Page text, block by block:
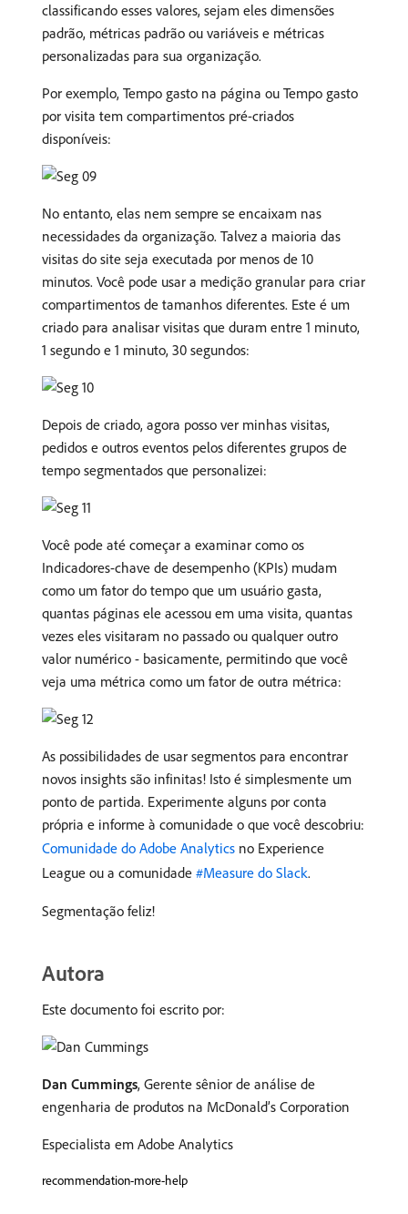
classificando esses valores, sejam eles dimensões
padrão, métricas padrão ou variáveis e métricas
personalizadas para sua organização.
Por exemplo, Tempo gasto na página ou Tempo gasto
por visita tem compartimentos pré-criados
disponíveis:
No entanto, elas nem sempre se encaixam nas
necessidades da organização. Talvez a maioria das
visitas do site seja executada por menos de 10
minutos. Você pode usar a medição granular para criar
compartimentos de tamanhos diferentes. Este é um
criado para analisar visitas que duram entre 1 minuto,
1 segundo e 1 minuto, 30 segundos:
Depois de criado, agora posso ver minhas visitas,
pedidos e outros eventos pelos diferentes grupos de
tempo segmentados que personalizei:
Você pode até começar a examinar como os
Indicadores-chave de desempenho (KPIs) mudam
como um fator do tempo que um usuário gasta,
quantas páginas ele acessou em uma visita, quantas
vezes eles visitaram no passado ou qualquer outro
valor numérico - basicamente, permitindo que você
veja uma métrica como um fator de outra métrica:
As possibilidades de usar segmentos para encontrar
novos insights são infinitas! Isto é simplesmente um
ponto de partida. Experimente alguns por conta
própria e informe à comunidade o que você descobriu:
Comunidade do Adobe Analytics no Experience
League ou a comunidade #Measure do Slack.
Segmentação feliz!
Autora
Este documento foi escrito por:
Dan Cummings, Gerente sênior de análise de
engenharia de produtos na McDonald’s Corporation
Especialista em Adobe Analytics
recommendation-more-help